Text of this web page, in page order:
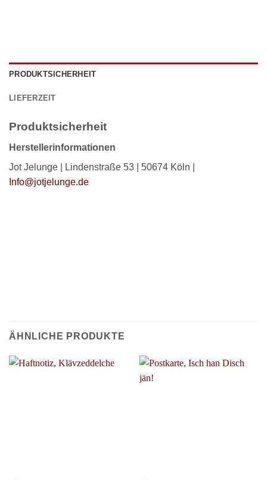
PRODUKTSICHERHEIT
LIEFERZEIT
Produktsicherheit
Herstellerinformationen
Jot Jelunge | Lindenstraße 53 | 50674 Köln |
Info@jotjelunge.de
ÄHNLICHE PRODUKTE